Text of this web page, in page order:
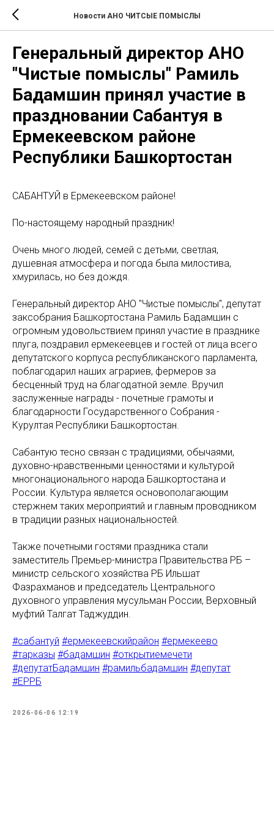
Новости АНО ЧИТСЫЕ ПОМЫСЛЫ
Генеральный директор АНО
"Чистые помыслы" Рамиль
Бадамшин принял участие в
праздновании Сабантуя в
Ермекеевском районе
Республики Башкортостан
САБАНТУЙ в Ермекеевском районе!
По-настоящему народный праздник!
Очень много людей, семей с детьми, светлая,
душевная атмосфера и погода была милостива,
хмурилась, но без дождя.
Генеральный директор АНО "Чистые помыслы", депутат
заксобрания Башкортостана Рамиль Бадамшин с
огромным удовольствием принял участие в празднике
плуга, поздравил ермекеевцев и гостей от лица всего
депутатского корпуса республиканского парламента,
поблагодарил наших аграриев, фермеров за
бесценный труд на благодатной земле. Вручил
заслуженные награды - почетные грамоты и
благодарности Государственного Собрания -
Курултая Республики Башкортостан.
Сабантую тесно связан с традициями, обычаями,
духовно-нравственными ценностями и культурой
многонационального народа Башкортостана и
России. Культура является основополагающим
стержнем таких мероприятий и главным проводником
в традиции разных национальностей.
Также почетными гостями праздника стали
заместитель Премьер-министра Правительства РБ –
министр сельского хозяйства РБ Ильшат
Фазрахманов и председатель Центрального
духовного управления мусульман России, Верховный
муфтий Талгат Таджуддин.
#сабантуй #ермекеевскийрайон #ермекеево
#тарказы #бадамшин #открытиемечети
#депутатБадамшин #рамильбадамшин #депутат
#ЕРРБ
2026-06-06 12:19